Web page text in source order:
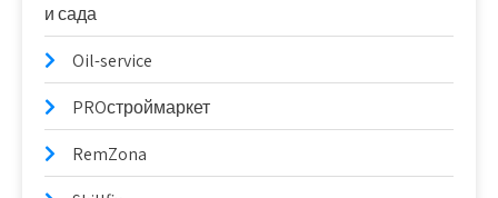
и сада
Oil-service
PROстроймаркет
RemZona